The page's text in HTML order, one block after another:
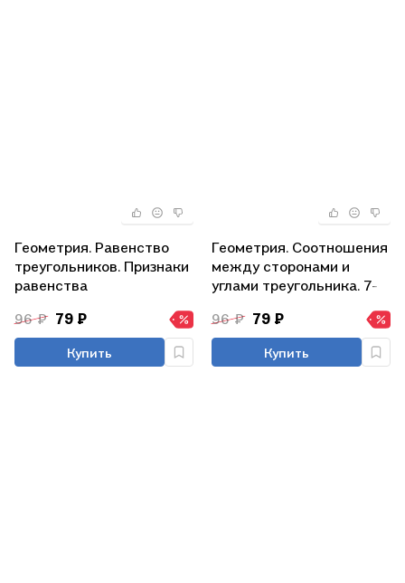
Геометрия. Равенство
треугольников. Признаки
равенства
классы. Таблица-плакат
(420х297)
96 ₽ 79 ₽
Купить
Геометрия. Соотношения
между сторонами и
углами треугольника. 7-
плакат (420х297)
96 ₽ 79 ₽
Купить